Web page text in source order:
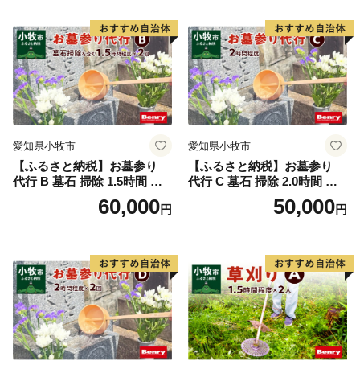
石 デザイン墓石 愛知県 小牧
市
愛知県小牧市
【ふるさと納税】お墓参り
代行 B 墓石 掃除 1.5時間 程
度 × 2回 お参り 献花 献香 雑
草 除去 処分 草抜き 清掃 お
洋型墓石 デザイン墓石 愛知
県 小牧市
60,000円
愛知県小牧市
【ふるさと納税】お墓参り
代行 C 墓石 掃除 2.0時間 程
度 お参り 献花 献香 雑草 除
去 処分 草抜き 清掃 お手入れ
石 デザイン墓石 愛知県 小牧
市
50,000円